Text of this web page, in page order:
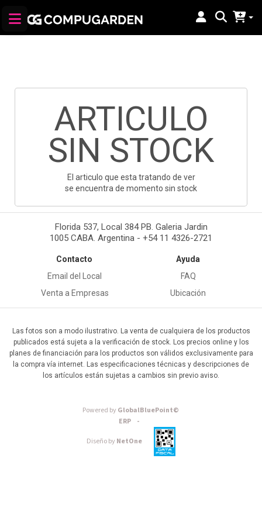
ARTICULO
SIN STOCK
El articulo que esta tratando de ver
se encuentra de momento sin stock
Florida 537, Local 384 PB. Galeria Jardin
1005 CABA. Argentina - +54 11 4326-2721
Contacto
Email del Local
Venta a Empresas
Ayuda
FAQ
Ubicación
Las fotos son a modo ilustrativo. La venta de cualquiera de los productos
publicados está sujeta a la verificación de stock. Los precios online y los
planes de financiación para los productos son válidos exclusivamente para
la compra vía internet. Las especificaciones técnicas y descripciones de
los artículos están sujetas a cambios sin previo aviso.
Powered byGlobalBluePoint©
ERP -
Diseño byNetOne